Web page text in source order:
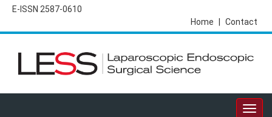
E-ISSN 2587-0610
Contact
Home